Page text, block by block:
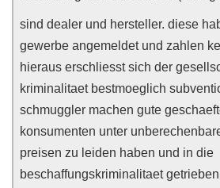
sind dealer und hersteller. diese
gewerbe angemeldet und zahlen
hieraus erschliesst sich der
kriminalitaet bestmoeglich
schmuggler machen gute
konsumenten unter
preisen zu leiden haben und in die
beschaffungskriminalitaet